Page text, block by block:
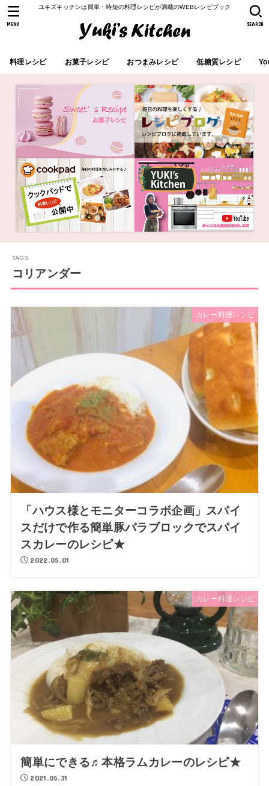
ユキズキッチンは簡単・時短の料理レシピが満載のWEBレシピブック
料理レシピ お菓子レシピ おつまみレシピ 低糖質レシピ
SEARCH
MENU
コリアンダー
カレー料理レシピ
「ハウス様とモニターコラボ企画」スパイ
スだけで作る簡単豚バラブロックでスパイ
スカレーのレシピ★
2022.05.01
カレー料理レシピ
簡単にできる♬本格ラムカレーのレシピ★
2021.05.31